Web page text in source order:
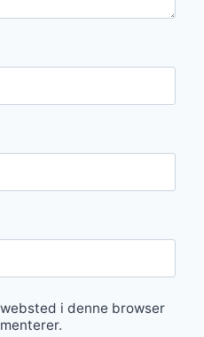
i denne browser